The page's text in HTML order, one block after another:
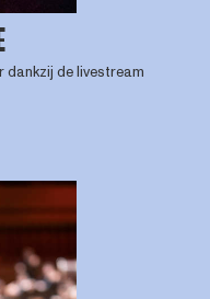
dankzij de livestream